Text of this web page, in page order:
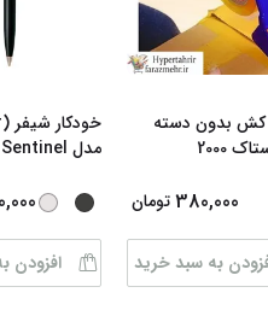
بدون دسته
2000
380,000 تومان
به سبد خرید
مدل Sentinel رن
افزودن